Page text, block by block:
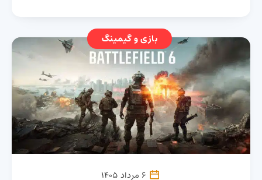
بازی و گیمینگ